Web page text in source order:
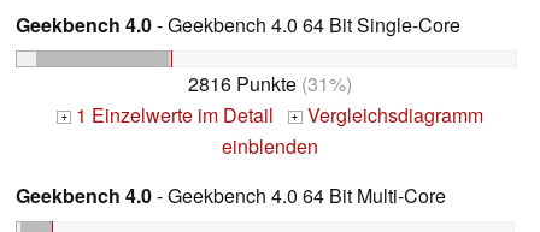
Geekbench 4.0- Geekbench 4.0 64 Bit Single-Core
2816 Punkte (31%)
+ 1 Einzelwerte im Detail + Vergleichsdiagramm
einblenden
Geekbench 4.0- Geekbench 4.0 64 Bit Multi-Core